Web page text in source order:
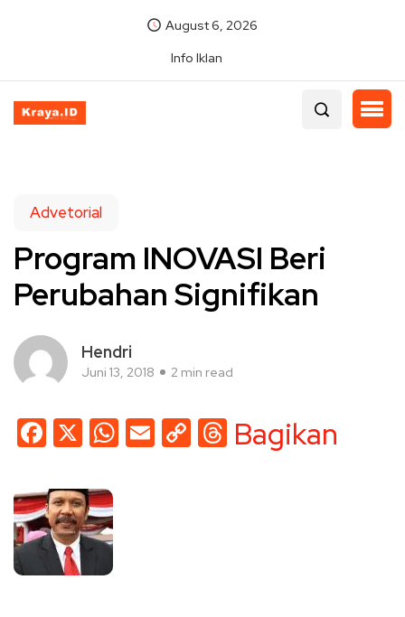
August 6, 2026
Info Iklan
Advetorial
Program INOVASI Beri
Perubahan Signifikan
Hendri
Juni 13, 2018 2 min read
Facebook
X WhatsApp
EmailCopyThreads
Bagikan